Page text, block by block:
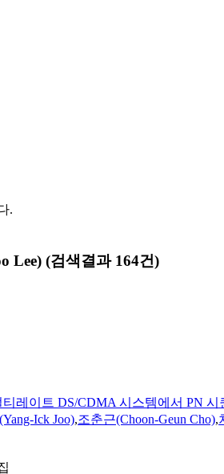
.
Lee) (검색결과 164건)
레이트 DS/CDMA 시스템에서 PN
Ick Joo),조춘근(Choon-Geun Cho),